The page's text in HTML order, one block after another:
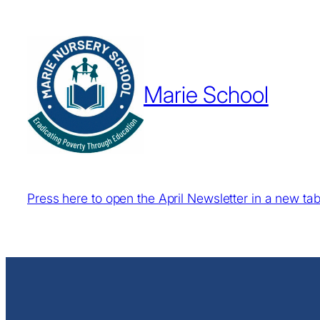
Marie School
Press here to open the April Newsletter in a new tab